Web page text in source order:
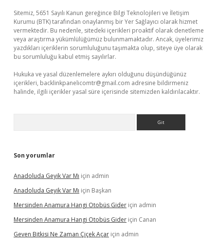
Sitemiz, 5651 Sayılı Kanun gereğince Bilgi Teknolojileri ve İletişim
Kurumu (BTK) tarafından onaylanmış bir Yer Sağlayıcı olarak hizmet
vermektedir. Bu nedenle, sitedeki içerikleri proaktif olarak denetleme
veya araştırma yükümlülüğümüz bulunmamaktadır. Ancak, üyelerimiz
yazdıkları içeriklerin sorumluluğunu taşımakta olup, siteye üye olarak
bu sorumluluğu kabul etmiş sayılırlar.
Hukuka ve yasal düzenlemelere aykırı olduğunu düşündüğünüz
içerikleri, backlinkpanelicomtr@gmail.com adresine bildirmeniz
halinde, ilgili içerikler yasal süre içerisinde sitemizden kaldırılacaktır.
Son yorumlar
Anadoluda Geyik Var Mı için admin
Anadoluda Geyik Var Mı için Başkan
Mersinden Anamura Hangi Otobüs Gider için admin
Mersinden Anamura Hangi Otobüs Gider için Canan
Geven Bitkisi Ne Zaman Çiçek Açar için admin